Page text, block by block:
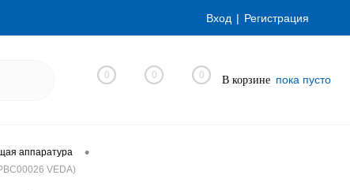
Вход Регистрация
0 0 0 В корзине пока пусто
аппаратура •
VEDA)